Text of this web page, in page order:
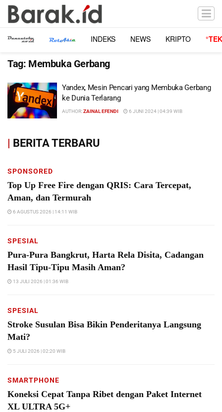
INDEKS NEWS KRIPTO
Tag: Membuka Gerbang
Yandex, Mesin Pencari yang Membuka Gerbang
ke Dunia Terlarang
AUTHOR:ZAINAL EFENDI 6 JUNI 2024 | 04:39 WIB
| BERITA TERBARU
SPONSORED
Top Up Free Fire dengan QRIS: Cara Tercepat,
Aman, dan Termurah
6 AGUSTUS 2026 | 14:11 WIB
SPESIAL
Pura-Pura Bangkrut, Harta Rela Disita, Cadangan
Hasil Tipu-Tipu Masih Aman?
13 JULI 2026 | 01:36 WIB
SPESIAL
Stroke Susulan Bisa Bikin Penderitanya Langsung
Mati?
5 JULI 2026 | 02:20 WIB
SMARTPHONE
Koneksi Cepat Tanpa Ribet dengan Paket Internet
XL ULTRA 5G+